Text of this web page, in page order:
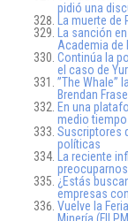
pidió una
La muerte
La sanción
Academia de
Continúa la
el caso de
”The Whale”
Brendan
En una
medio tiempo
Suscriptores
políticas
La reciente
¿Estás
empresas
Vuelve la